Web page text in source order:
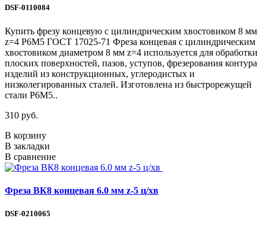
DSF-0110084
Купить фрезу концевую с цилиндрическим хвостовиком 8 мм
z=4 Р6М5 ГОСТ 17025-71 Фреза концевая с цилиндрическим
хвостовиком диаметром 8 мм z=4 используется для обработки
плоских поверхностей, пазов, уступов, фрезерования контура
изделий из конструкционных, углеродистых и
низколегированных сталей. Изготовлена из быстрорежущей
стали Р6М5..
310 руб.
В корзину
В закладки
В сравнение
Фреза ВК8 концевая 6.0 мм z-5 ц/хв
DSF-0210065